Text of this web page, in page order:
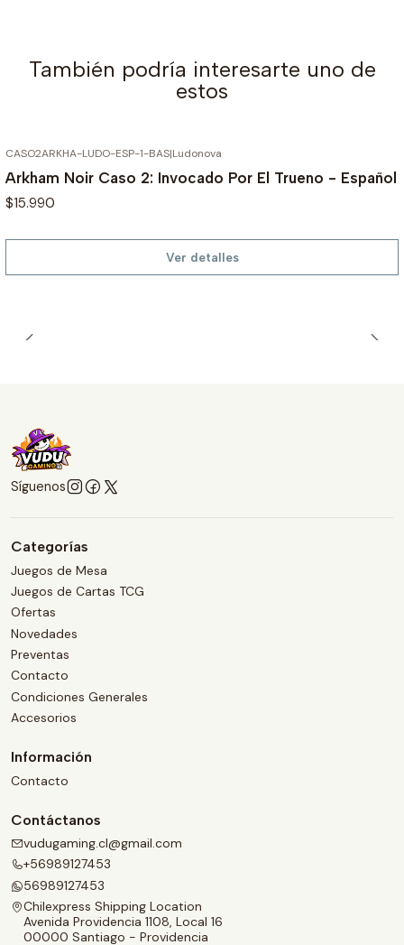
También podría interesarte uno de
estos
CASO2ARKHA-LUDO-ESP-1-BAS|Ludonova
Arkham Noir Caso 2: Invocado Por El Trueno - Español
$15.990
Ver detalles
Síguenos
Categorías
Juegos de Mesa
Juegos de Cartas TCG
Ofertas
Novedades
Preventas
Contacto
Condiciones Generales
Accesorios
Información
Contacto
Contáctanos
vudugaming.cl@gmail.com
+56989127453
56989127453
Chilexpress Shipping Location
Avenida Providencia 1108, Local 16
00000 Santiago - Providencia